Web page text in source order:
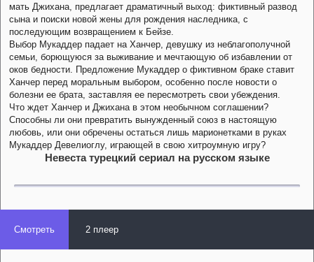
мать Джихана, предлагает драматичный выход: фиктивный развод
сына и поиски новой жены для рождения наследника, с
последующим возвращением к Бейзе.
Выбор Мукаддер падает на Ханчер, девушку из неблагополучной
семьи, борющуюся за выживание и мечтающую об избавлении от
оков бедности. Предложение Мукаддер о фиктивном браке ставит
Ханчер перед моральным выбором, особенно после новости о
болезни ее брата, заставляя ее пересмотреть свои убеждения.
Что ждет Ханчер и Джихана в этом необычном соглашении?
Способны ли они превратить вынужденный союз в настоящую
любовь, или они обречены остаться лишь марионетками в руках
Мукаддер Девелиоглу, играющей в свою хитроумную игру?
Невеста турецкий сериал на русском языке
Смотреть 2 плеер